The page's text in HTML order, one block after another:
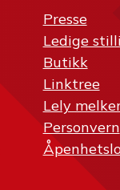
Presse
Ledige
Butikk
Linktree
Lely
Personvern